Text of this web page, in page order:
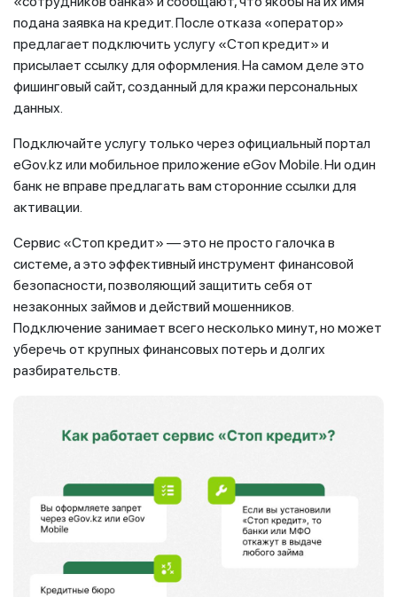
подана заявка на кредит. После отказа «оператор»
предлагает подключить услугу «Стоп кредит» и
присылает ссылку для оформления. На самом деле это
фишинговый сайт, созданный для кражи персональных
данных.
Подключайте услугу только через официальный портал
eGov.kz или мобильное приложение eGov Mobile. Ни один
банк не вправе предлагать вам сторонние ссылки для
активации.
Сервис «Стоп кредит» — это не просто галочка в
системе, а это эффективный инструмент финансовой
безопасности, позволяющий защитить себя от
незаконных займов и действий мошенников.
Подключение занимает всего несколько минут, но может
уберечь от крупных финансовых потерь и долгих
разбирательств.